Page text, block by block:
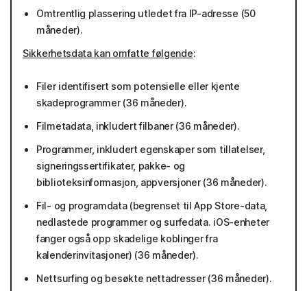
Omtrentlig plassering utledet fra IP-adresse (50
måneder).
Sikkerhetsdata kan omfatte følgende:
Filer identifisert som potensielle eller kjente
skadeprogrammer (36 måneder).
Filmetadata, inkludert filbaner (36 måneder).
Programmer, inkludert egenskaper som tillatelser,
signeringssertifikater, pakke- og
biblioteksinformasjon, appversjoner (36 måneder).
Fil- og programdata (begrenset til App Store-data,
nedlastede programmer og surfedata. iOS-enheter
fanger også opp skadelige koblinger fra
kalenderinvitasjoner) (36 måneder).
Nettsurfing og besøkte nettadresser (36 måneder).